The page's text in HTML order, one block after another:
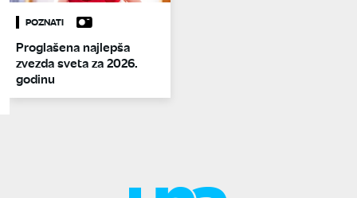
POZNATI
Proglašena najlepša
zvezda sveta za 2026.
godinu